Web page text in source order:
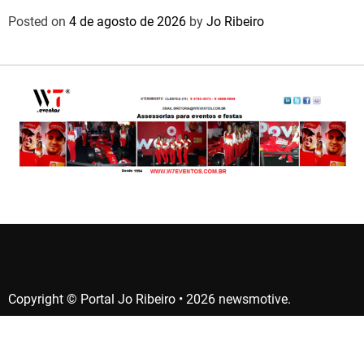
Posted on 4 de agosto de 2026 by Jo Ribeiro
Copyright © Portal Jo Ribeiro • 2026 newsmotive.